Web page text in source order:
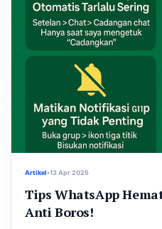
Artikel•13 Apr 2025
Tips WhatsApp
Anti Boros!